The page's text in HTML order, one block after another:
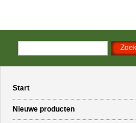
Start
Nieuwe producten